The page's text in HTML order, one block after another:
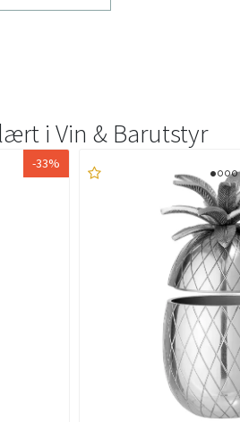
i Vin & Barutstyr
-33%